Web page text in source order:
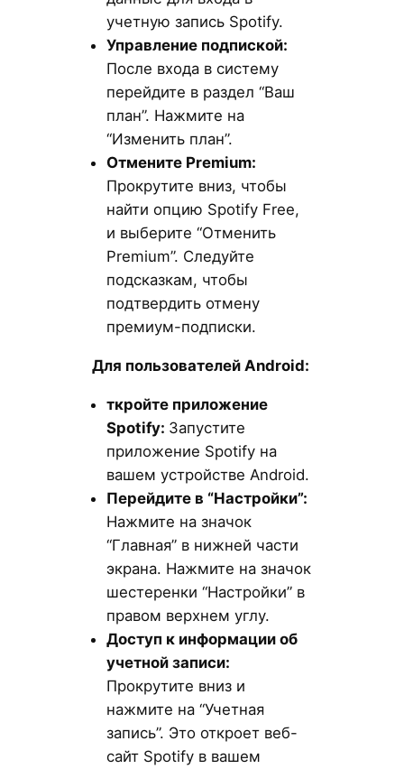
учетную запись Spotify.
Управление подпиской:
После входа в систему
перейдите в раздел “Ваш
план”. Нажмите на
“Изменить план”.
Отмените Premium:
Прокрутите вниз, чтобы
найти опцию Spotify Free,
и выберите “Отменить
Premium”. Следуйте
подсказкам, чтобы
подтвердить отмену
премиум-подписки.
Для пользователей Android:
ткройте приложение
Spotify: Запустите
приложение Spotify на
вашем устройстве Android.
Перейдите в “Настройки”:
Нажмите на значок
“Главная” в нижней части
экрана. Нажмите на значок
шестеренки “Настройки” в
правом верхнем углу.
Доступ к информации об
учетной записи:
Прокрутите вниз и
нажмите на “Учетная
запись”. Это откроет веб-
сайт Spotify в вашем